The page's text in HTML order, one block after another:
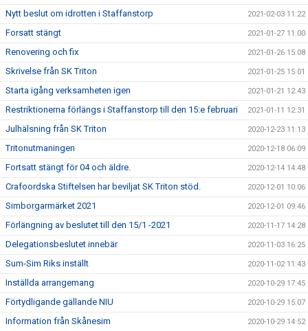
Nytt beslut om idrotten i Staffanstorp 2021-02-03 11:22
Forsatt stängt 2021-01-27 11:00
Renovering och fix 2021-01-26 15:08
Skrivelse från SK Triton 2021-01-25 15:01
Starta igång verksamheten igen 2021-01-21 12:43
Restriktionerna förlängs i Staffanstorp till den 15:e februari 2021-01-11 12:31
Julhälsning från SK Triton 2020-12-23 11:13
Tritonutmaningen 2020-12-18 06:09
Fortsatt stängt för 04 och äldre. 2020-12-14 14:48
Crafoordska Stiftelsen har beviljat SK Triton stöd. 2020-12-01 10:06
Simborgarmärket 2021 2020-12-01 09:46
Förlängning av beslutet till den 15/1 -2021 2020-11-17 14:28
Delegationsbeslutet innebär 2020-11-03 16:25
Sum-Sim Riks inställt 2020-11-02 11:43
Inställda arrangemang 2020-10-29 17:45
Förtydligande gällande NIU 2020-10-29 15:07
Information från Skånesim 2020-10-29 14:52